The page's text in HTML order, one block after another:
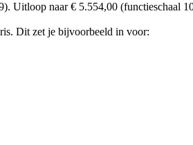
Uitloop naar € 5.554,00
Dit zet je bijvoorbeeld in voor: